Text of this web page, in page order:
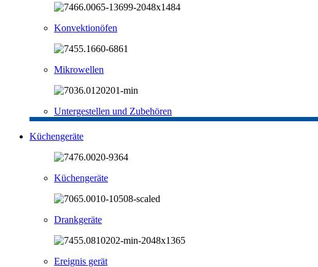
Konvektionöfen
Mikrowellen
Untergestellen und Zubehören
Küchengeräte
Küchengeräte
Drankgeräte
Ereignis gerät